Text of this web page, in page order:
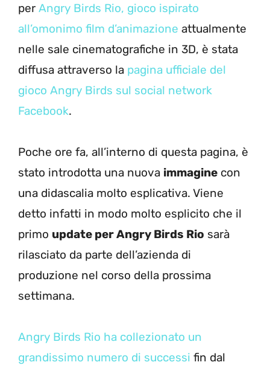
per Angry Birds Rio, gioco ispirato
all’omonimo film d’animazione attualmente
nelle sale cinematografiche in 3D, è stata
diffusa attraverso la pagina ufficiale del
gioco Angry Birds sul social network
Facebook.
Poche ore fa, all’interno di questa pagina, è
stato introdotta una nuova immagine con
una didascalia molto esplicativa. Viene
detto infatti in modo molto esplicito che il
primo update per Angry Birds Rio sarà
rilasciato da parte dell’azienda di
produzione nel corso della prossima
settimana.
Angry Birds Rio ha collezionato un
grandissimo numero di successi fin dal